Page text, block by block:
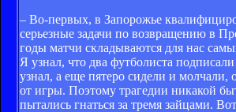
– Во-первых, в Запорожье
серьезные задачи по возвращению в
годы матчи складываются для нас
Я узнал, что два футболиста
узнал, а еще пятеро сидели и
от игры. Поэтому трагедии никакой
пытались гнаться за тремя зайцами.